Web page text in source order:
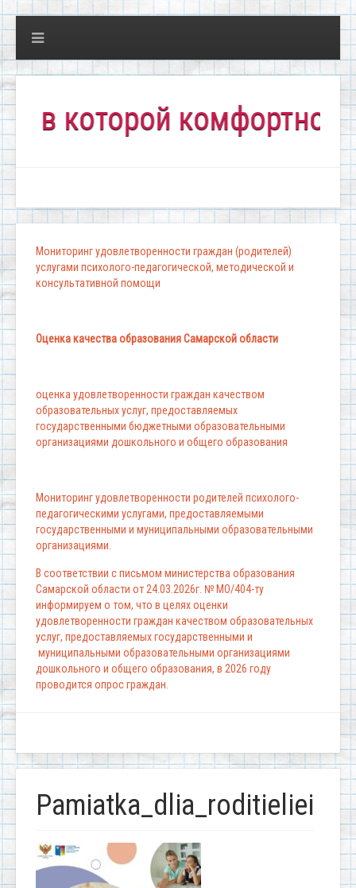
комфортно всем!"
Мониторинг удовлетворенности граждан (родителей)
услугами психолого-педагогической, методической и
консультативной помощи
Оценка качества образования Самарской области
оценка удовлетворенности граждан качеством
образовательных услуг, предоставляемых
государственными бюджетными образовательными
организациями дошкольного и общего образования
Мониторинг удовлетворенности родителей психолого-
педагогическими услугами, предоставляемыми
государственными и муниципальными образовательными
организациями.
В соответствии с письмом министерства образования
Самарской области от 24.03.2026г. № МО/404-ту
информируем о том, что в целях оценки
удовлетворенности граждан качеством образовательных
услуг, предоставляемых государственными и
муниципальными образовательными организациями
дошкольного и общего образования, в 2026 году
проводится опрос граждан.
Pamiatka_dlia_roditieliei